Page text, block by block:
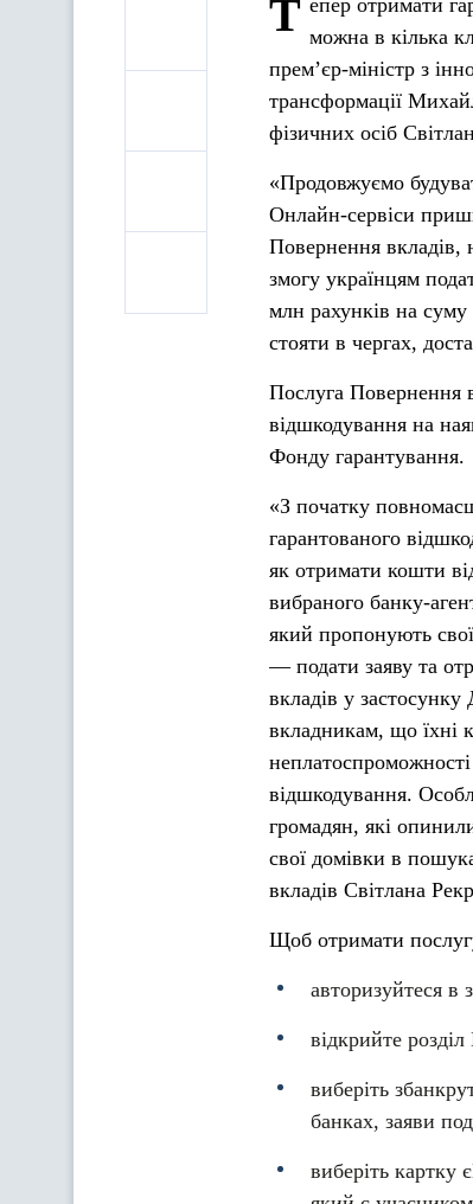
Т епер отримати
можна в кілька
прем’єр-міністр з
трансформації
фізичних осіб
«Продовжуємо
Онлайн-сервіси
Повернення вкладів,
змогу українцям
млн рахунків на
стояти в чергах,
Послуга Повернення
відшкодування на
Фонду гарантування.
«З початку
гарантованого
як отримати кошти
вибраного банку-
який пропонують
— подати заяву та
вкладів у
вкладникам, що їхні
відшкодування.
громадян, які
свої домівки в
вкладів Світлана
Щоб отримати
авторизуйтеся в
відкрийте
виберіть
банках, заяви
виберіть картку